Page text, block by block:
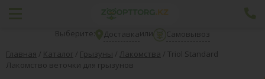
Выберите: Доставкаили
Самовывоз
Главная / Каталог / Грызуны / Лакомства / Тriol Standard
Лакомство веточки для грызунов